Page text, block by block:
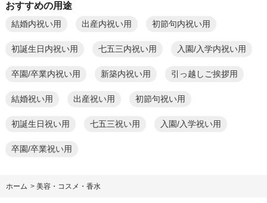
おすすめの用途
結婚内祝い用 出産内祝い用 初節句内祝い用
初誕生日内祝い用 七五三内祝い用 入園/入学内祝い用
卒園/卒業内祝い用 新築内祝い用 引っ越しご挨拶用
結婚祝い用 出産祝い用 初節句祝い用
初誕生日祝い用 七五三祝い用 入園/入学祝い用
卒園/卒業祝い用
ホーム > 美容・コスメ・香水